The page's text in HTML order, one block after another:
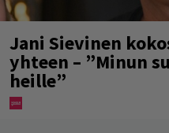
Jani Sievinen
yhteen – ”Minun
heille”